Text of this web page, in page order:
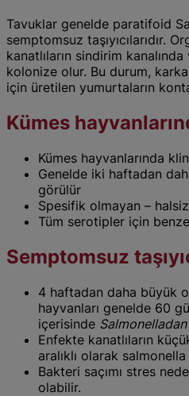
Tavuklar genelde paratifoid
semptomsuz taşıyıcılarıdır.
kanatlıların sindirim
kolonize olur. Bu durum,
için üretilen yumurtaların
Kümes
Kümes hayvanlarında
Genelde iki haftadan
görülür
Spesifik olmayan –
Tüm serotipler için
Semptomsuz
4 haftadan daha büyük
hayvanları genelde 60
içerisinde Salmonelladan
Enfekte kanatlıların
aralıklı olarak
Bakteri saçımı stres
olabilir.